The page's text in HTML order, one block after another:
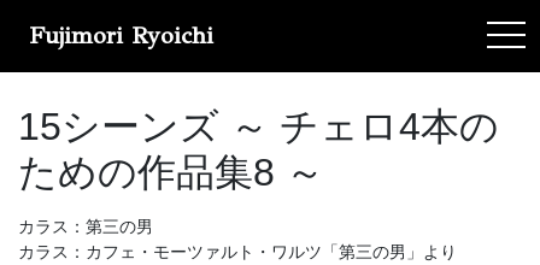
Fujimori Ryoichi
15シーンズ ～ チェロ4本の
ための作品集8 ～
カラス：第三の男
カラス：カフェ・モーツァルト・ワルツ「第三の男」より